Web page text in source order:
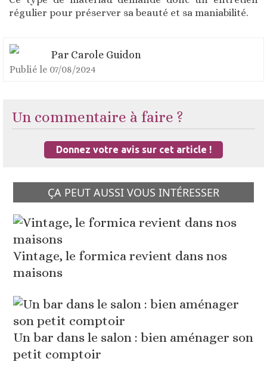
régulier pour préserver sa beauté et sa maniabilité.
Par Carole Guidon
Publié le 07/08/2024
Un commentaire à faire ?
Donnez votre avis sur cet article !
ÇA PEUT AUSSI VOUS INTÉRESSER
Vintage, le formica revient dans nos
maisons
Un bar dans le salon : bien aménager son
petit comptoir